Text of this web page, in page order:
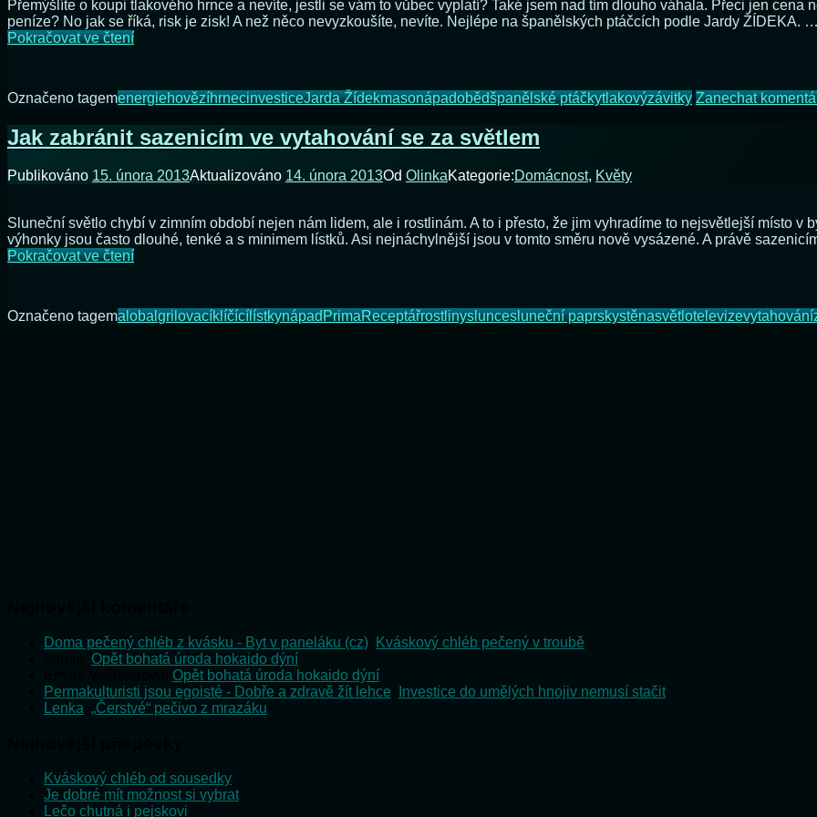
Přemýšlíte o koupi tlakového hrnce a nevíte, jestli se vám to vůbec vyplatí? Také jsem nad tím dlouho váhala. Přeci jen cena
peníze? No jak se říká, risk je zisk! A než něco nevyzkoušíte, nevíte. Nejlépe na španělských ptáčcích podle Jardy ŽÍDEKA. …
Pokračovat ve čteníVyplatí
Označeno tagemenergiehovězíhrnecinvesticeJarda Žídekmasonápadobědšpanělské ptáčkytlakovýzávitky Zanechat
Jak zabránit sazenicím ve vytahování se za světlem
Publikováno 15. února 2013Aktualizováno 14. února 2013Od OlinkaKategorie:Domácnost, Květy
Sluneční světlo chybí v zimním období nejen nám lidem, ale i rostlinám. A to i přesto, že jim vyhradíme to nejsvětlejší místo v
výhonky jsou často dlouhé, tenké a s minimem lístků. Asi nejnáchylnější jsou v tomto směru nově vysázené. A právě
Pokračovat ve čteníJak
ve
vytahování
Označeno tagemalobalgrilovacíklíčícílístkynápadPrimaReceptářrostlinysluncesluneční paprskystěnasvětlotelevizevytahování
Doma pečený chléb z kvásku - Byt v paneláku (cz)
Kváskový chléb pečený v troubě
Opět bohatá úroda hokaido dýní
Opět bohatá úroda hokaido dýní
Permakulturisti jsou egoisté - Dobře a zdravě žít lehce
Investice do umělých hnojiv nemusí stačit
Lenka „Čerstvé“ pečivo z mrazáku
Kváskový chléb od sousedky
Je dobré mít možnost si vybrat
Lečo chutná i pejskovi